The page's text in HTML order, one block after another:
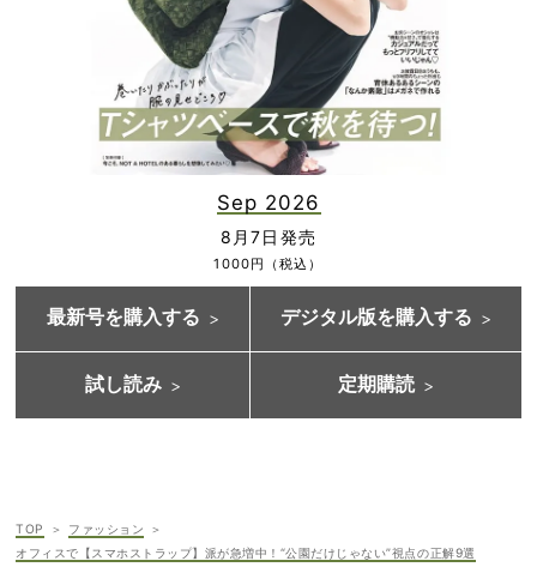
Sep 2026
8月7日発売
1000円（税込）
最新号を購入する デジタル版を購入する
試し読み 定期購読
TOP
ファッション
オフィスで【スマホストラップ】派が急増中！“公園だけじゃない”視点の正解9選